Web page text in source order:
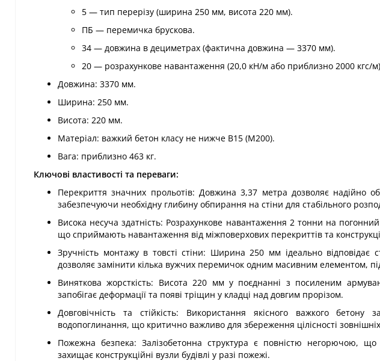
5 — тип перерізу (ширина 250 мм, висота 220 мм).
ПБ — перемичка брускова.
34 — довжина в дециметрах (фактична довжина — 3370 мм).
20 — розрахункове навантаження (20,0 кН/м або приблизно 2000 кгс/
Довжина: 3370 мм.
Ширина: 250 мм.
Висота: 220 мм.
Матеріал: важкий бетон класу не нижче В15 (М200).
Вага: приблизно 463 кг.
Ключові властивості та переваги:
Перекриття значних прольотів: Довжина 3,37 метра дозволяє надійно
забезпечуючи необхідну глибину обпирання на стіни для стабільного
Висока несуча здатність: Розрахункове навантаження 2 тонни на
що сприймають навантаження від міжповерхових перекриттів та
Зручність монтажу в товсті стіни: Ширина 250 мм ідеально
дозволяє замінити кілька вужчих перемичок одним масивним елементом,
Виняткова жорсткість: Висота 220 мм у поєднанні з посиленим
запобігає деформації та появі тріщин у кладці над довгим прорізом.
Довговічність та стійкість: Використання якісного важкого бетону
водопоглинання, що критично важливо для збереження цілісності
Пожежна безпека: Залізобетонна структура є повністю негорючою,
захищає конструкційні вузли будівлі у разі пожежі.